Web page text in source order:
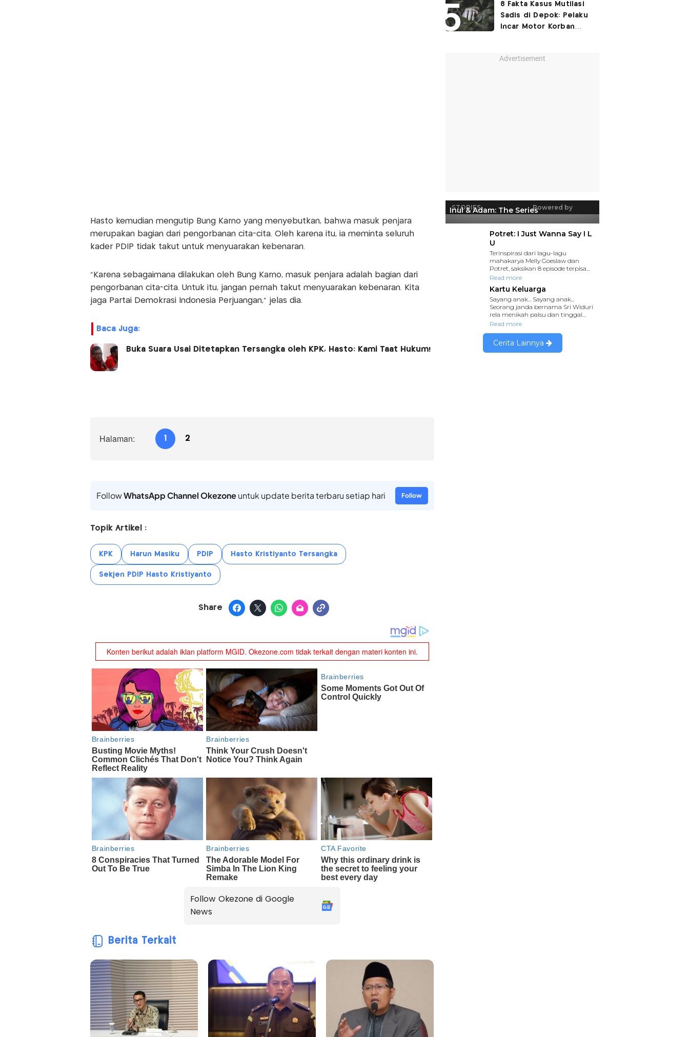
Hasto kemudian mengutip Bung Karno yang menyebutkan, bahwa masuk penjara
merupakan bagian dari pengorbanan cita-cita. Oleh karena itu, ia meminta seluruh
kader PDIP tidak takut untuk menyuarakan kebenaran.
“Karena sebagaimana dilakukan oleh Bung Karno, masuk penjara adalah bagian dari
pengorbanan cita-cita. Untuk itu, jangan pernah takut menyuarakan kebenaran. Kita
jaga Partai Demokrasi Indonesia Perjuangan,” jelas dia.
Baca Juga:
Buka Suara Usai Ditetapkan Tersangka oleh KPK, Hasto: Kami Taat Hukum!
Halaman: 1 2
FollowWhatsApp Channel Okezoneuntuk update berita terbaru setiap hari Follow
Topik Artikel :
KPK Harun Masiku PDIP Hasto Kristiyanto Tersangka
Sekjen PDIP Hasto Kristiyanto
Share
Follow Okezone di Google
News
Berita Terkait
8 Fakta Kasus Mutilasi
Sadis di Depok: Pelaku
Incar Motor Korban
Advertisement